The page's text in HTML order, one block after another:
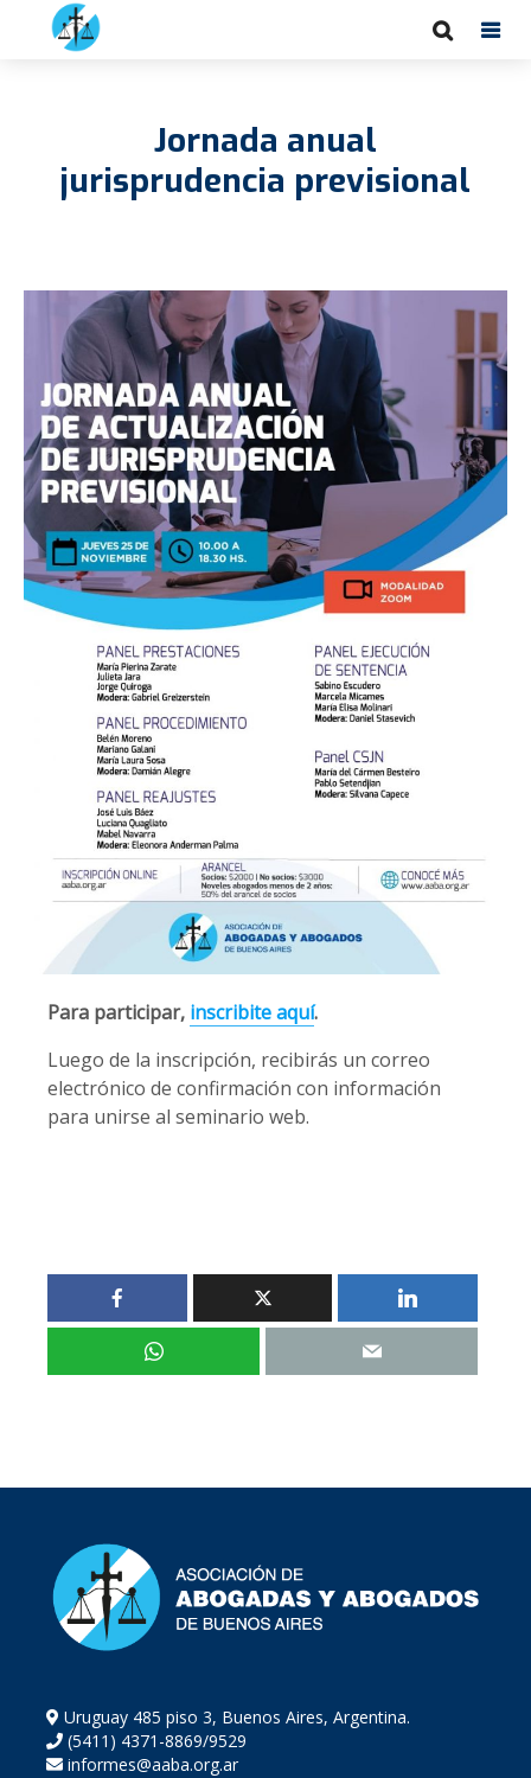
Jornada anual
jurisprudencia previsional
Para participar, inscribite aquí.
Luego de la inscripción, recibirás un correo
electrónico de confirmación con información
para unirse al seminario web.
Uruguay 485 piso 3, Buenos Aires, Argentina.
(5411) 4371-8869/9529
informes@aaba.org.ar